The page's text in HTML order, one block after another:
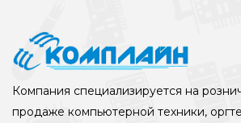
Компания специализируется на
продаже компьютерной техники,